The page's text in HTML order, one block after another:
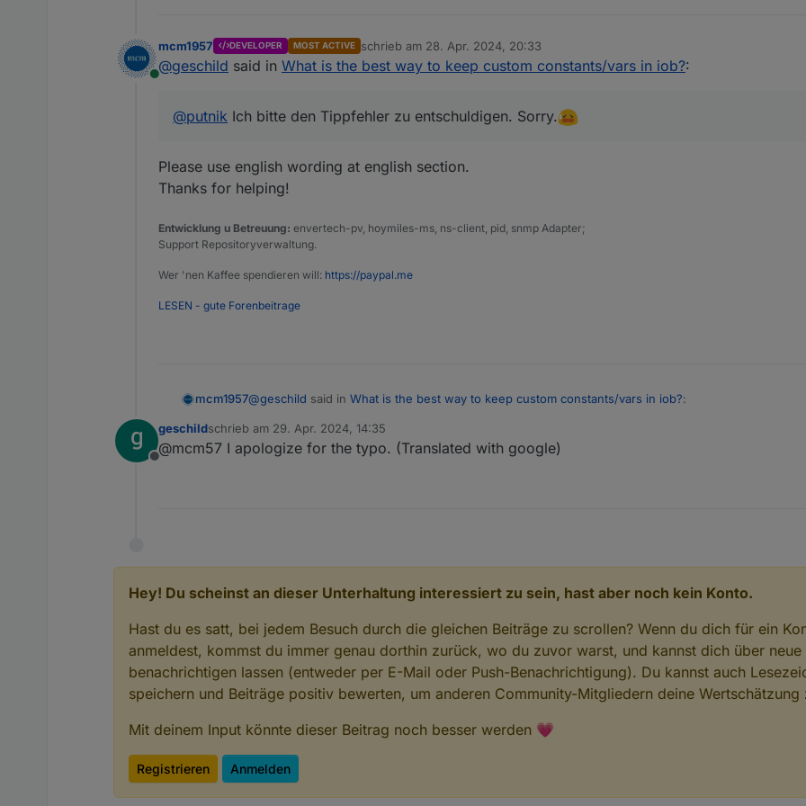
Online
mcm1957 DEVELOPER MOST ACTIVE schrieb am 28. Apr. 2024, 20:33
zuletzt editiert von
@geschild said in What is the best way to keep custom constants/vars in iob?:
@putnik Ich bitte den Tippfehler zu entschuldigen. Sorry.
Please use english wording at english section.
Thanks for helping!
Entwicklung u Betreuung: envertech-pv, hoymiles-ms, ns-client, pid, snmp Adapter;
Support Repositoryverwaltung.
Wer 'nen Kaffee spendieren will: https://paypal.me
LESEN - gute Forenbeitrage
mcm1957@geschild said in What is the best way to keep custom constants/vars in iob?:
@putnikIch bitte den Tippfehler zu entschuldigen. Sorry.
Offline
geschildschrieb am 29. Apr. 2024, 14:35
zuletzt editiert von
@mcm57 I apologize for the typo. (Translated with google)
Hey! Du scheinst an dieser Unterhaltung interessiert zu sein, hast aber noch kein Konto.
Hast du es satt, bei jedem Besuch durch die gleichen Beiträge zu scrollen? Wenn du dich für ein
anmeldest, kommst du immer genau dorthin zurück, wo du zuvor warst, und kannst dich über
benachrichtigen lassen (entweder per E-Mail oder Push-Benachrichtigung). Du kannst auch
speichern und Beiträge positiv bewerten, um anderen Community-Mitgliedern deine Wertschätzung
Mit deinem Input könnte dieser Beitrag noch besser werden 💗
Registrieren Anmelden